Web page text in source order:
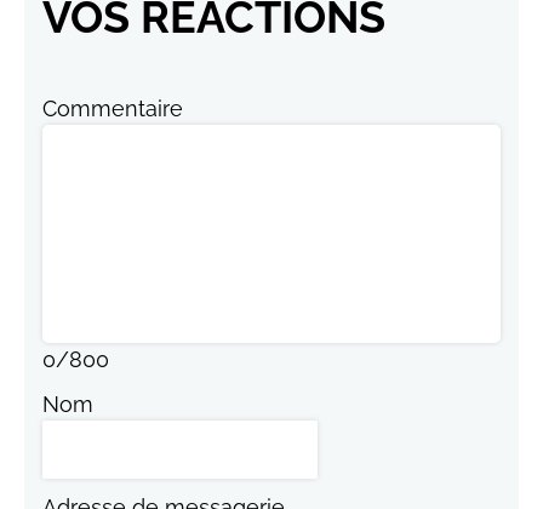
VOS RÉACTIONS
Commentaire
0/800
Nom